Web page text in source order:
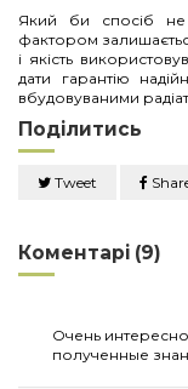
Який би спосіб не
фактором
і якість
дати гарантію
вбудовуваними
Поділитись
Tweet
Коментарі (9)
Очень
полученные